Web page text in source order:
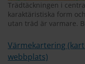
Trädtäckningen i
karaktäristiska form
utan träd är varmare.
Värmekartering
webbplats)